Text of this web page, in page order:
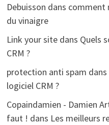
Debuisson dans comment
du vinaigre
Link your sitedans Quels
CRM ?
protection anti spam dans
logiciel CRM ?
Copaindamien - Damien
faut ! dans Les meilleurs